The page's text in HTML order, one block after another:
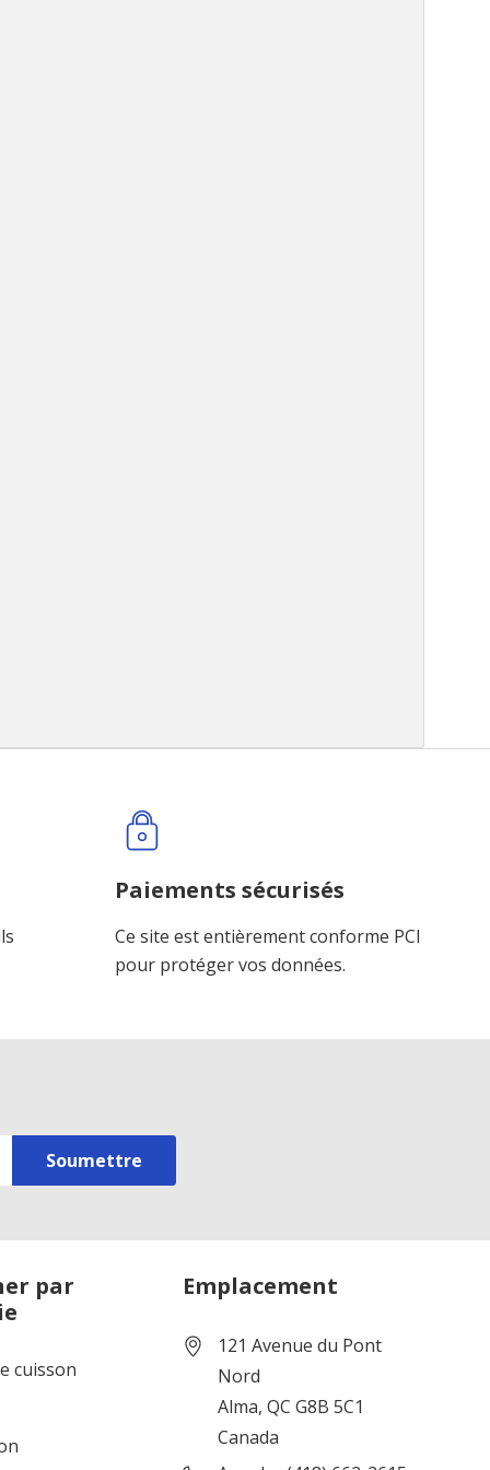
Paiements sécurisés
Ce site est entièrement conforme PCI
pour protéger vos données.
par
cuisson
Emplacement
121 Avenue du Pont
Nord
Alma, QC G8B 5C1
Canada